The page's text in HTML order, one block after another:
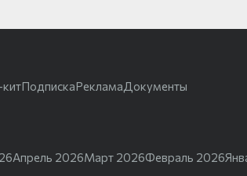
ПодпискаРеклама Документы
Апрель 2026Март 2026Февраль 2026